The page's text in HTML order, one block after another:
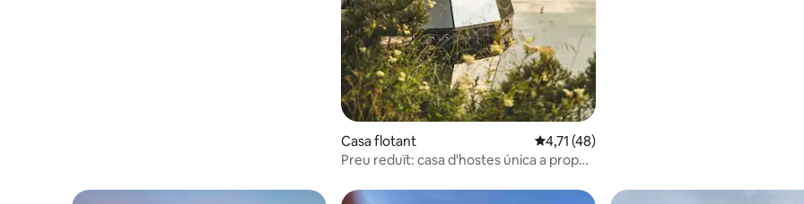
Casa flotant 4,71 de puntuació mitjana d'un total de 5; 48
4,71 (48)
Preu reduït: casa d'hostes única a prop